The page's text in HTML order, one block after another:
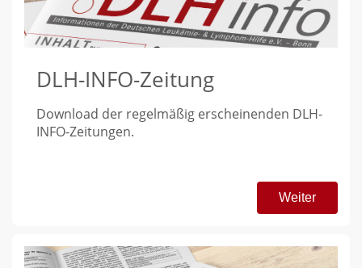
DLH-INFO-Zeitung
Download der regelmäßig erscheinenden DLH-
INFO-Zeitungen.
Weiter